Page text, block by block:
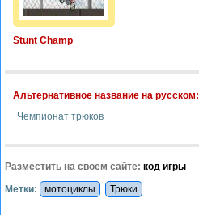
Stunt Champ
Альтернативное название на русском:
Чемпионат трюков
Разместить на своем сайте: код игры
Метки:
мотоциклы Трюки